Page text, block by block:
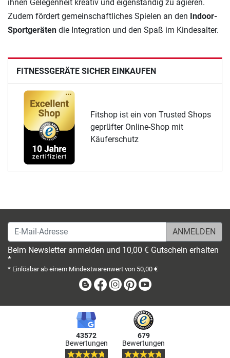
FITNESSGERÄTE SICHER EINKAUFEN
Fitshop ist ein von Trusted Shops
geprüfter Online-Shop mit
Käuferschutz
ihnen Gelegenheit kreativ und eigenständig zu agieren.
Zudem fördert gemeinschaftliches Spielen an den Indoor-
Sportgeräten die Integration und den Spaß im Kindesalter.
E-Mail-Adresse
Beim Newsletter anmelden und 10,00 € Gutschein erhalten
*
* Einlösbar ab einem Mindestwarenwert von 50,00 €
BlogFacebook
Instagram
Pinterest
43572
Bewertungen
679
Bewertungen